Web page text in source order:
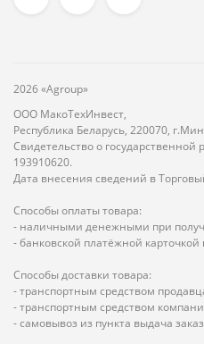
2026 «Agroup»
ООО МакоТехИнвест,
Республика Беларусь, 220070,
Свидетельство о государственной
193910620.
Дата внесения сведений в
Способы оплаты товара:
- наличными денежными при
- банковской платёжной
Способы доставки товара:
- транспортным средством
- транспортным средством
- самовывоз из пункта выдача